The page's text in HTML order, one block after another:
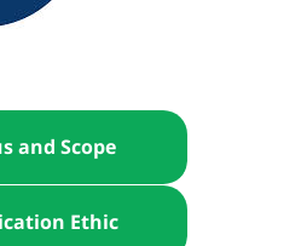
and Scope
Ethic